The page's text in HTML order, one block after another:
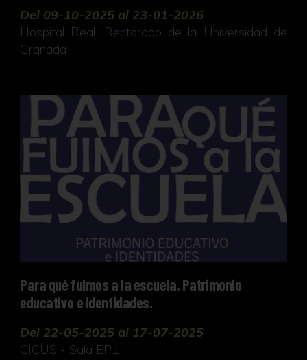
Del 09-10-2025 al 23-01-2026
Hospital Real. Rectorado de la Universidad de
Granada
Para qué fuimos a la escuela. Patrimonio
Para qué fuimos a la escuela. Patrimonio
educativo e identidades.
Del 22-05-2025 al 17-07-2025
CICUS - Sala EP1